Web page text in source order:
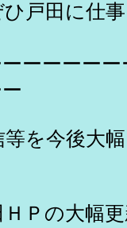
田に仕事
ーーーー
を今後大
Ｐの大幅更